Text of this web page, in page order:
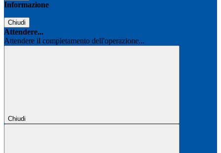
Informazione
Chiudi
Attendere...
Attendere il completamento dell'operazione...
Chiudi